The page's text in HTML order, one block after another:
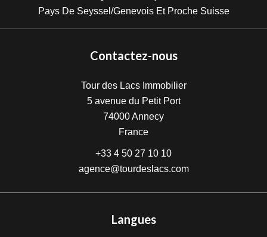
Pays De Seyssel/Genevois Et Proche Suisse
Contactez-nous
Tour des Lacs Immobilier
5 avenue du Petit Port
74000Annecy
France
+33 4 50 27 10 10
agence@tourdeslacs.com
Langues